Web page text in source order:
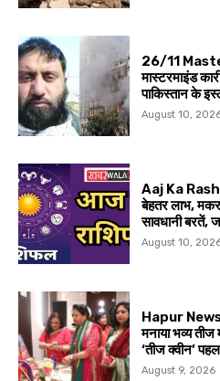
26/11
मास्टरमाइंड
पाकिस्तान के
August 10,
Aaj Ka
बेहतर लाभ,
सावधानी बरतें,
August 10,
Hapur News
मनाया भव्य
‘तीज क्वीन’
August 9, 2026